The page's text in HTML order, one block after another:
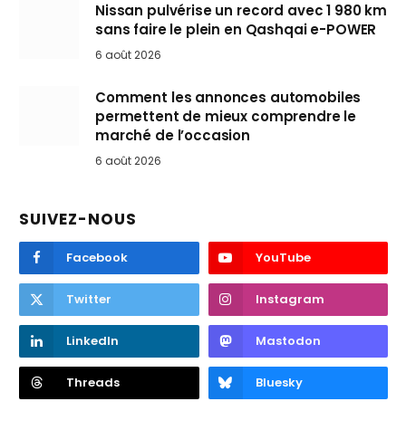
Nissan pulvérise un record avec 1 980 km
sans faire le plein en Qashqai e-POWER
6 août 2026
Comment les annonces automobiles
permettent de mieux comprendre le
marché de l’occasion
6 août 2026
SUIVEZ-NOUS
Facebook YouTube
Twitter Instagram
LinkedIn Mastodon
Threads Bluesky